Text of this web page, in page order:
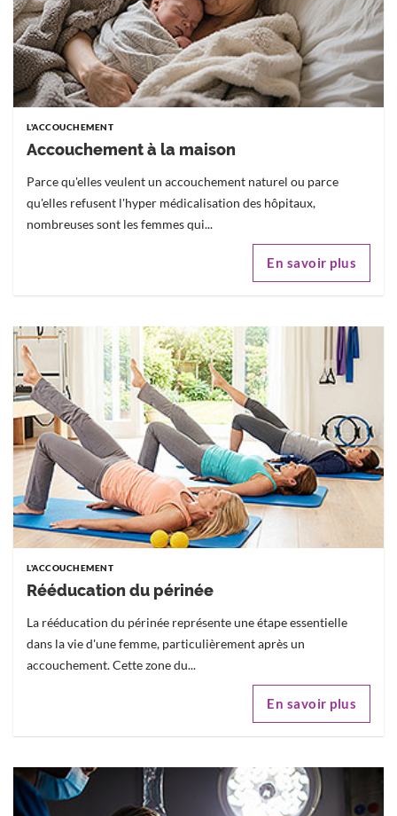
L'ACCOUCHEMENT
Accouchement à la maison
Parce qu'elles veulent un accouchement naturel ou parce
qu'elles refusent l'hyper médicalisation des hôpitaux,
nombreuses sont les femmes qui...
En savoir plus
L'ACCOUCHEMENT
Rééducation du périnée
La rééducation du périnée représente une étape essentielle
dans la vie d'une femme, particulièrement après un
accouchement. Cette zone du...
En savoir plus